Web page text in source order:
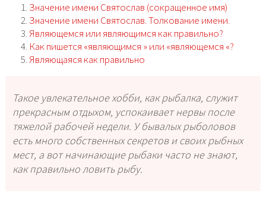
Значение имени Святослав (сокращенное имя)
Значение имени Святослав. Толкование имени.
Являющемся или являющимся как правильно?
Как пишется «являющимся » или «являющемся­ «?
Являющаяся как правильно
Такое увлекательное хобби, как рыбалка, служит
прекрасным отдыхом, успокаивает нервы после
тяжелой рабочей недели. У бывалых рыболовов
есть много собственных секретов и своих рыбных
мест, а вот начинающие рыбаки часто не знают,
как правильно ловить рыбу.